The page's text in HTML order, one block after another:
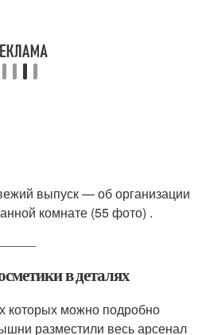
выпуск — об организации
комнате (55 фото) .
в деталях
которых можно подробно
разместили весь арсенал